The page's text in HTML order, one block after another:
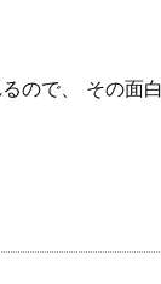
ので、 その面